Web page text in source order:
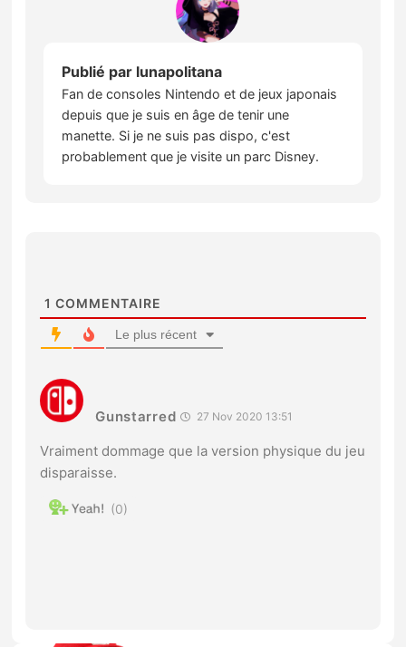
Publié par lunapolitana
Fan de consoles Nintendo et de jeux japonais
depuis que je suis en âge de tenir une
manette. Si je ne suis pas dispo, c'est
probablement que je visite un parc Disney.
1 COMMENTAIRE
Le plus récent
Gunstarred 27 Nov 2020 13:51
Vraiment dommage que la version physique du jeu
disparaisse.
0